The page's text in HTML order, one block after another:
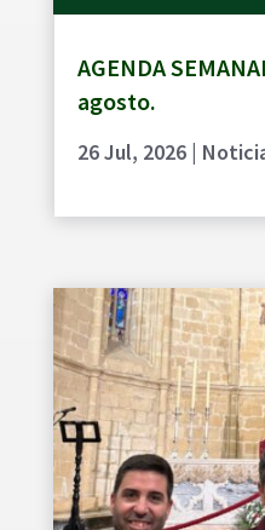
AGENDA
agosto.
26 Jul, 2026|